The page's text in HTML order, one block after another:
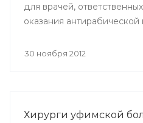
для врачей,
оказания
организовано
30 ноября 2012
Хирурги уфимской